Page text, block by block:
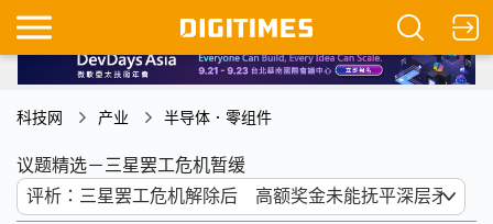
科技网 产业 半导体．零组件
议题精选－三星罢工危机暂缓